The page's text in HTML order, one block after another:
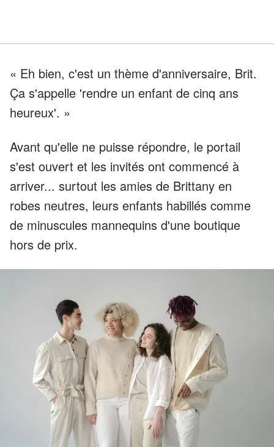
« Eh bien, c'est un thème d'anniversaire, Brit.
Ça s'appelle 'rendre un enfant de cinq ans
heureux'. »
Avant qu'elle ne puisse répondre, le portail
s'est ouvert et les invités ont commencé à
arriver... surtout les amies de Brittany en
robes neutres, leurs enfants habillés comme
de minuscules mannequins d'une boutique
hors de prix.